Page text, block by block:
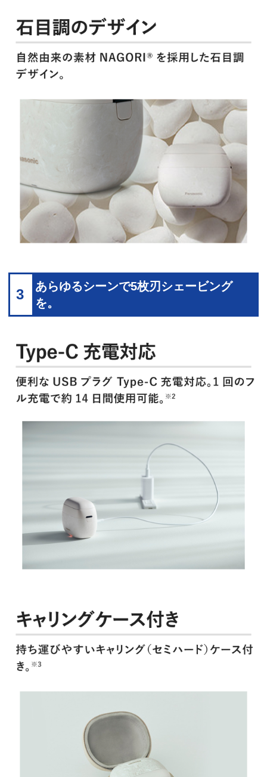
3
あらゆるシーンで5枚刃シェービング
を。